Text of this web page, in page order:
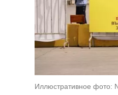
Иллюстративное фото: